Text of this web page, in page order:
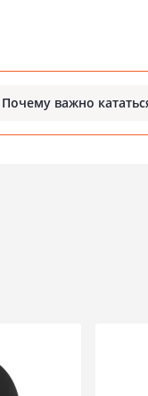
Почему важно